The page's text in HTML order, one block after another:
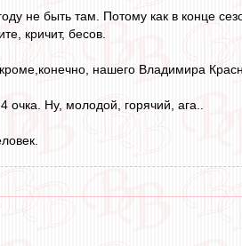
не быть там. Потому как в конце
кричит, бесов.
нашего Владимира
Ну, молодой, горячий, ага..